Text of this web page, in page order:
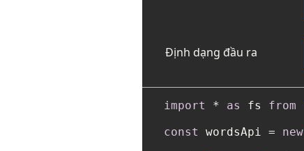
Định dạng đầu ra
import * as fs from
const
wordsApi = new